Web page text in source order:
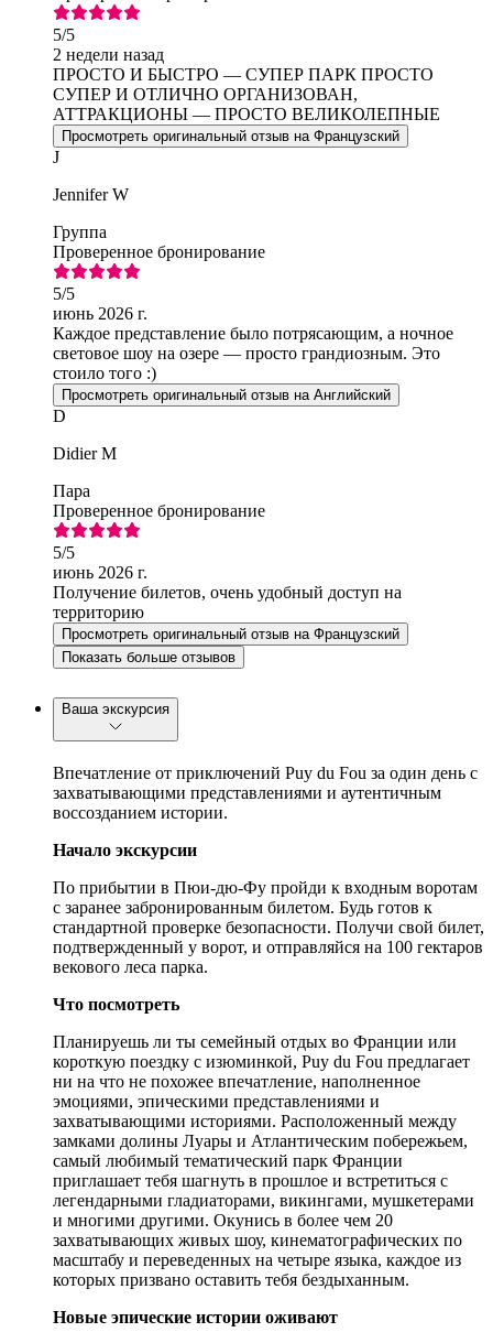
5/5
2 недели назад
ПРОСТО И БЫСТРО — СУПЕР ПАРК ПРОСТО
СУПЕР И ОТЛИЧНО ОРГАНИЗОВАН,
АТТРАКЦИОНЫ — ПРОСТО ВЕЛИКОЛЕПНЫЕ
Просмотреть оригинальный отзыв на Французский
J
Jennifer W
Группа
Проверенное бронирование
5/5
июнь 2026 г.
Каждое представление было потрясающим, а ночное
световое шоу на озере — просто грандиозным. Это
стоило того :)
Просмотреть оригинальный отзыв на Английский
D
Didier M
Пара
Проверенное бронирование
5/5
июнь 2026 г.
Получение билетов, очень удобный доступ на
территорию
Просмотреть оригинальный отзыв на Французский
Показать больше отзывов
Ваша экскурсия
Впечатление от приключений Puy du Fou за один день с
захватывающими представлениями и аутентичным
воссозданием истории.
Начало экскурсии
По прибытии в Пюи-дю-Фу пройди к входным воротам
с заранее забронированным билетом. Будь готов к
стандартной проверке безопасности. Получи свой билет,
подтвержденный у ворот, и отправляйся на 100 гектаров
векового леса парка.
Что посмотреть
Планируешь ли ты семейный отдых во Франции или
короткую поездку с изюминкой, Puy du Fou предлагает
ни на что не похожее впечатление, наполненное
эмоциями, эпическими представлениями и
захватывающими историями. Расположенный между
замками долины Луары и Атлантическим побережьем,
самый любимый тематический парк Франции
приглашает тебя шагнуть в прошлое и встретиться с
легендарными гладиаторами, викингами, мушкетерами
и многими другими. Окунись в более чем 20
захватывающих живых шоу, кинематографических по
масштабу и переведенных на четыре языка, каждое из
которых призвано оставить тебя бездыханным.
Новые эпические истории оживают